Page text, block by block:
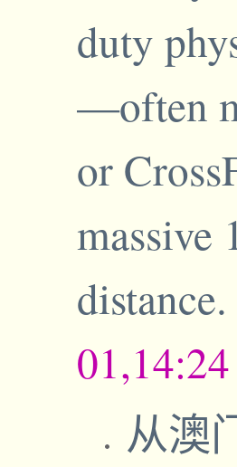
duty
—often
or
massive
distance.
01,14:24
从澳